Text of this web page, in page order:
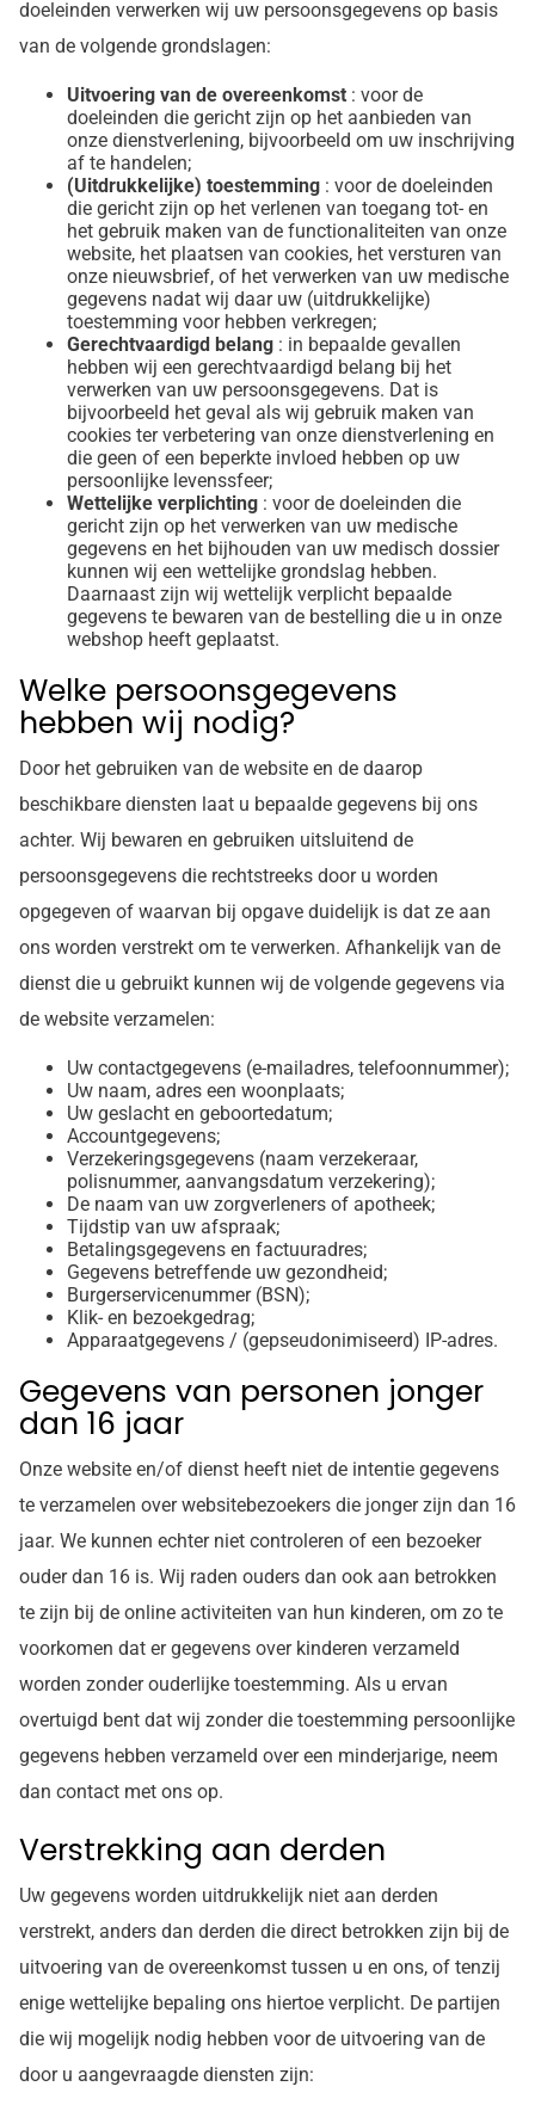
doeleinden verwerken wij uw persoonsgegevens op basis
van de volgende grondslagen:
Uitvoering van de overeenkomst : voor de
doeleinden die gericht zijn op het aanbieden van
onze dienstverlening, bijvoorbeeld om uw inschrijving
af te handelen;
(Uitdrukkelijke) toestemming : voor de doeleinden
die gericht zijn op het verlenen van toegang tot- en
het gebruik maken van de functionaliteiten van onze
website, het plaatsen van cookies, het versturen van
onze nieuwsbrief, of het verwerken van uw medische
gegevens nadat wij daar uw (uitdrukkelijke)
toestemming voor hebben verkregen;
Gerechtvaardigd belang : in bepaalde gevallen
hebben wij een gerechtvaardigd belang bij het
verwerken van uw persoonsgegevens. Dat is
bijvoorbeeld het geval als wij gebruik maken van
cookies ter verbetering van onze dienstverlening en
die geen of een beperkte invloed hebben op uw
persoonlijke levenssfeer;
Wettelijke verplichting : voor de doeleinden die
gericht zijn op het verwerken van uw medische
gegevens en het bijhouden van uw medisch dossier
kunnen wij een wettelijke grondslag hebben.
Daarnaast zijn wij wettelijk verplicht bepaalde
gegevens te bewaren van de bestelling die u in onze
webshop heeft geplaatst.
Welke persoonsgegevens
hebben wij nodig?
Door het gebruiken van de website en de daarop
beschikbare diensten laat u bepaalde gegevens bij ons
achter. Wij bewaren en gebruiken uitsluitend de
persoonsgegevens die rechtstreeks door u worden
opgegeven of waarvan bij opgave duidelijk is dat ze aan
ons worden verstrekt om te verwerken. Afhankelijk van de
dienst die u gebruikt kunnen wij de volgende gegevens via
de website verzamelen:
Uw contactgegevens (e-mailadres, telefoonnummer);
Uw naam, adres een woonplaats;
Uw geslacht en geboortedatum;
Accountgegevens;
Verzekeringsgegevens (naam verzekeraar,
polisnummer, aanvangsdatum verzekering);
De naam van uw zorgverleners of apotheek;
Tijdstip van uw afspraak;
Betalingsgegevens en factuuradres;
Gegevens betreffende uw gezondheid;
Burgerservicenummer (BSN);
Klik- en bezoekgedrag;
Apparaatgegevens / (gepseudonimiseerd) IP-adres.
Gegevens van personen jonger
dan 16 jaar
Onze website en/of dienst heeft niet de intentie gegevens
te verzamelen over websitebezoekers die jonger zijn dan 16
jaar. We kunnen echter niet controleren of een bezoeker
ouder dan 16 is. Wij raden ouders dan ook aan betrokken
te zijn bij de online activiteiten van hun kinderen, om zo te
voorkomen dat er gegevens over kinderen verzameld
worden zonder ouderlijke toestemming. Als u ervan
overtuigd bent dat wij zonder die toestemming persoonlijke
gegevens hebben verzameld over een minderjarige, neem
dan contact met ons op.
Verstrekking aan derden
Uw gegevens worden uitdrukkelijk niet aan derden
verstrekt, anders dan derden die direct betrokken zijn bij de
uitvoering van de overeenkomst tussen u en ons, of tenzij
enige wettelijke bepaling ons hiertoe verplicht. De partijen
die wij mogelijk nodig hebben voor de uitvoering van de
door u aangevraagde diensten zijn: